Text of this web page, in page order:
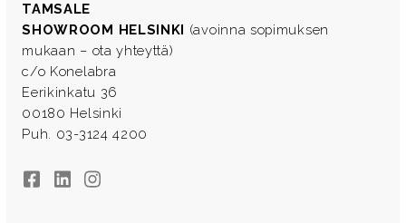
TAMSALE
SHOWROOM HELSINKI (avoinna sopimuksen
mukaan – ota yhteyttä)
c/o Konelabra
Eerikinkatu 36
00180 Helsinki
Puh. 03-3124 4200
FacebookLinkedInInstagram